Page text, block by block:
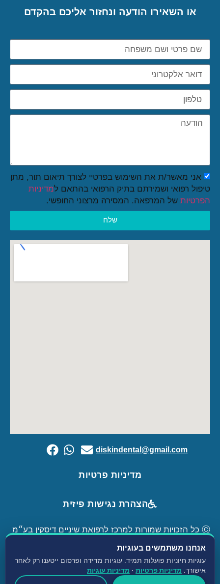
או השאירו הודעה ונחזור אליכם בהקדם
אני מאשר/ת את השימוש בפרטיי לצורך תיאום תור, מתן
טיפול רפואי ושמירתם בתיק הרפואי בהתאם למדיניות
הפרטיות של המרפאה. המסירה מרצוני החופשי.
שלח
diskindental@gmail.com
מדיניות פרטיות
הצהרת נגישות פיזית
Ⓒ כל הזכויות שמורות למרכז לרפואת שיניים דיסקין בע״מ
אנחנו משתמשים בעוגיות
עוגיות חיוניות פועלות תמיד. עוגיות מדידה ופרסום ייטענו רק לאחר
אישורך. מדיניות פרטיות · מדיניות עוגיות